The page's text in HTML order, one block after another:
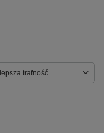
trafność